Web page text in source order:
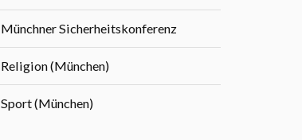
Münchner Sicherheitskonferenz
Religion (München)
Sport (München)